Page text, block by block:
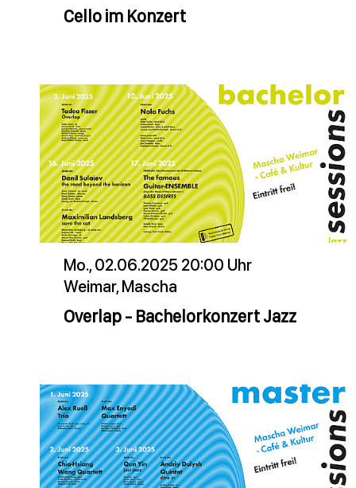
Cello im Konzert
Mo., 02.06.2025 20:00 Uhr
Weimar, Mascha
Overlap - Bachelorkonzert Jazz